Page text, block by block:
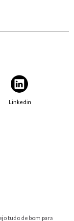
Linkedin
tudo de bom para